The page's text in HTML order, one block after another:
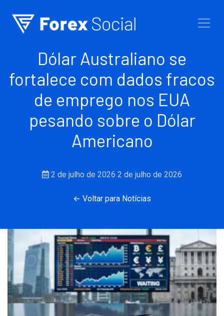
Dólar Australiano se
fortalece com dados fracos
de emprego nos EUA
pesando sobre o Dólar
Americano
2 de julho de 2026 2 de julho de 2026
← Voltar para Notícias